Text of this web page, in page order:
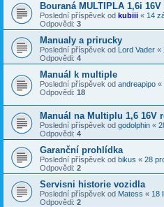
Bouraná MULTIPLA 1,6i 16V
Poslední příspěvek od kubiii « 14
Odpovědi: 3
Manualy a prirucky
Poslední příspěvek od Lord Vader «
Odpovědi: 4
Manuál k multiple
Poslední příspěvek od andreapipo «
Odpovědi: 18
Manuál na Multiplu 1,6 16V
Poslední příspěvek od godolphin «
Odpovědi: 4
Garanční prohlídka
Poslední příspěvek od bikus « 28
Odpovědi: 2
Servisni historie vozidla
Poslední příspěvek od Matess « 18
Odpovědi: 2